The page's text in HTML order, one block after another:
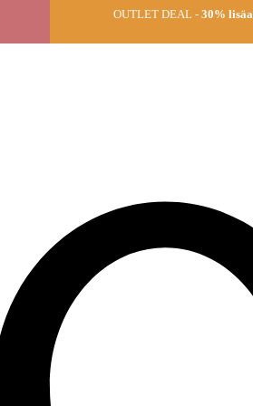
OUTLET DEAL - 30%